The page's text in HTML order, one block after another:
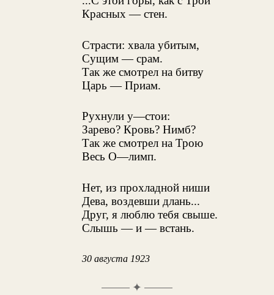
Красных — стен.
Страсти: хвала убитым,
Сущим — срам.
Так же смотрел на битву
Царь — Приам.
Рухнули у—стои:
Зарево? Кровь? Нимб?
Так же смотрел на Трою
Весь О—лимп.
Нет, из прохладной ниши
Дева, воздевши длань...
Друг, я люблю тебя свыше.
Слышь — и — встань.
30 августа 1923
✦